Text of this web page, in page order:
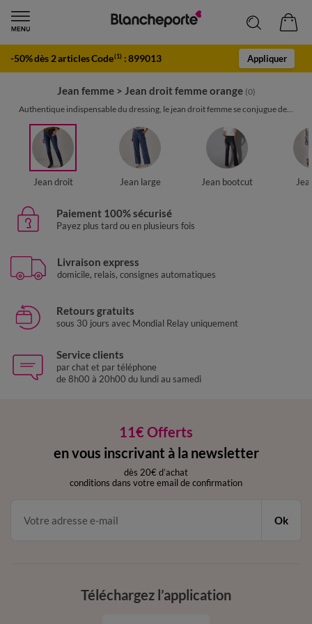
-50% dès 2 articles Code(1) :899013 Appliquer
Jean femme > Jean droit femme orange (0)
Authentique indispensable du dressing, le jean droit femme se conjugue de...
Jean droit Jean large Jean bootcut
Paiement 100% sécurisé
Payez plus tard ou en plusieurs fois
Livraison express
domicile, relais, consignes automatiques
Retours gratuits
sous 30 jours avec Mondial Relay uniquement
Service clients
par chat et par téléphone
de 8h00 à 20h00 du lundi au samedi
11€ Offerts
en vous inscrivant à la newsletter
dès 20€ d’achat
conditions dans votre email de confirmation
Ok
Téléchargez l’application